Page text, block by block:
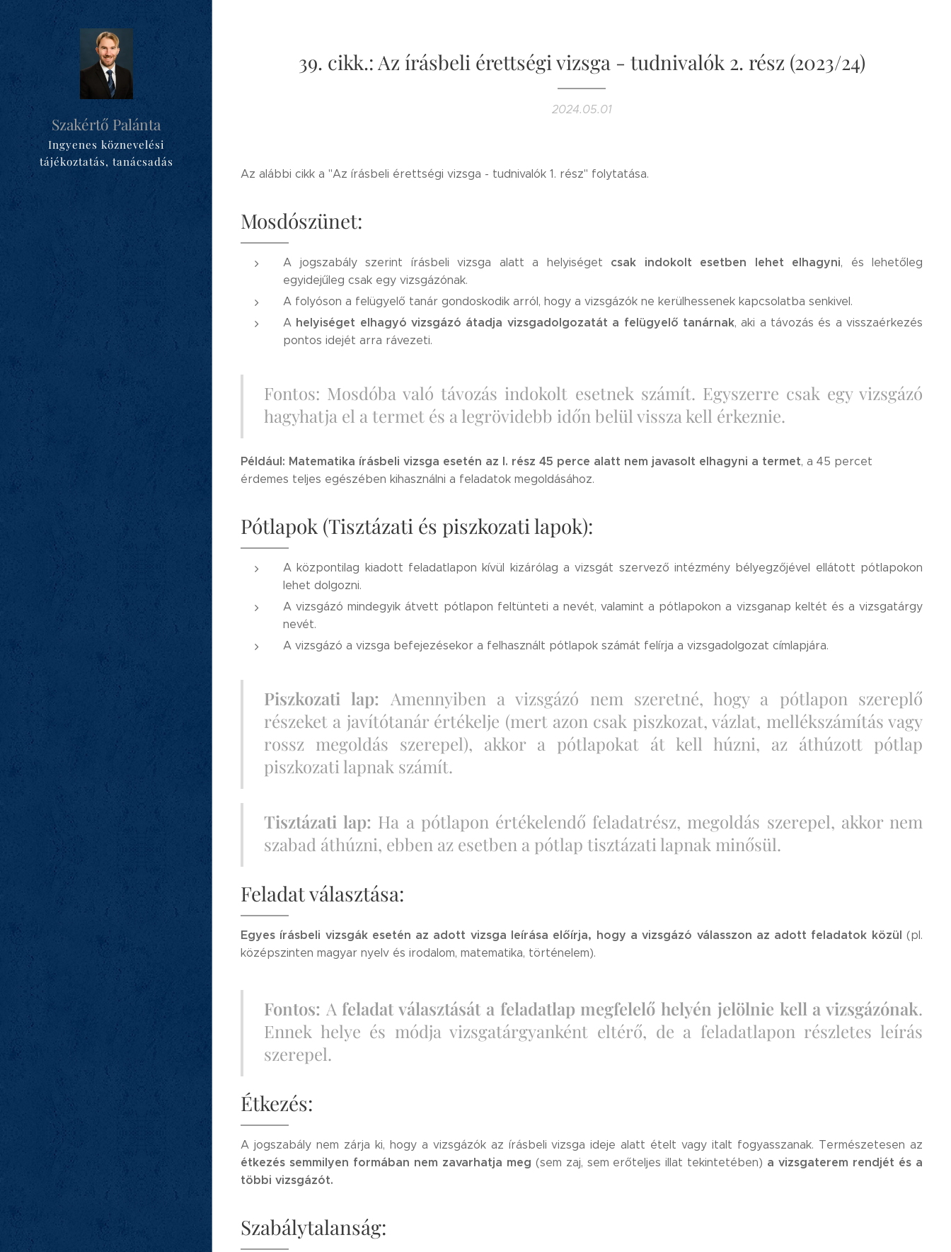
Szakértő Palánta
Ingyenes köznevelési
tájékoztatás, tanácsadás
39. cikk.: Az írásbeli érettségi vizsga - tudnivalók 2. rész (2023/24)
2024.05.01
Az alábbi cikk a "Az írásbeli érettségi vizsga - tudnivalók 1. rész" folytatása.
Mosdószünet:
A jogszabály szerint írásbeli vizsga alatt a helyiséget csak indokolt esetben lehet elhagyni, és lehetőleg
egyidejűleg csak egy vizsgázónak.
A folyóson a felügyelő tanár gondoskodik arról, hogy a vizsgázók ne kerülhessenek kapcsolatba senkivel.
A helyiséget elhagyó vizsgázó átadja vizsgadolgozatát a felügyelő tanárnak, aki a távozás és a visszaérkezés
pontos idejét arra rávezeti.
Fontos: Mosdóba való távozás indokolt esetnek számít. Egyszerre csak egy vizsgázó
hagyhatja el a termet és a legrövidebb időn belül vissza kell érkeznie.
Például: Matematika írásbeli vizsga esetén az I. rész 45 perce alatt nem javasolt elhagyni a termet, a 45 percet
érdemes teljes egészében kihasználni a feladatok megoldásához.
Pótlapok (Tisztázati és piszkozati lapok):
A központilag kiadott feladatlapon kívül kizárólag a vizsgát szervező intézmény bélyegzőjével ellátott pótlapokon
lehet dolgozni.
A vizsgázó mindegyik átvett pótlapon feltünteti a nevét, valamint a pótlapokon a vizsganap keltét és a vizsgatárgy
nevét.
A vizsgázó a vizsga befejezésekor a felhasznált pótlapok számát felírja a vizsgadolgozat címlapjára.
Piszkozati lap: Amennyiben a vizsgázó nem szeretné, hogy a pótlapon szereplő
részeket a javítótanár értékelje (mert azon csak piszkozat, vázlat, mellékszámítás vagy
rossz megoldás szerepel), akkor a pótlapokat át kell húzni, az áthúzott pótlap
piszkozati lapnak számít.
Tisztázati lap: Ha a pótlapon értékelendő feladatrész, megoldás szerepel, akkor nem
szabad áthúzni, ebben az esetben a pótlap tisztázati lapnak minősül.
Feladat választása:
Egyes írásbeli vizsgák esetén az adott vizsga leírása előírja, hogy a vizsgázó válasszon az adott feladatok közül (pl.
középszinten magyar nyelv és irodalom, matematika, történelem).
Fontos: A feladat választását a feladatlap megfelelő helyén jelölnie kell a vizsgázónak.
Ennek helye és módja vizsgatárgyanként eltérő, de a feladatlapon részletes leírás
szerepel.
Étkezés:
A jogszabály nem zárja ki, hogy a vizsgázók az írásbeli vizsga ideje alatt ételt vagy italt fogyasszanak. Természetesen az
étkezés semmilyen formában nem zavarhatja meg (sem zaj, sem erőteljes illat tekintetében) a vizsgaterem rendjét és a
többi vizsgázót.
Szabálytalanság: